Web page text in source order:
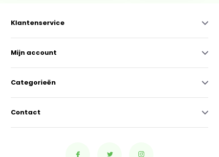
Klantenservice
Mijn account
Categorieën
Contact